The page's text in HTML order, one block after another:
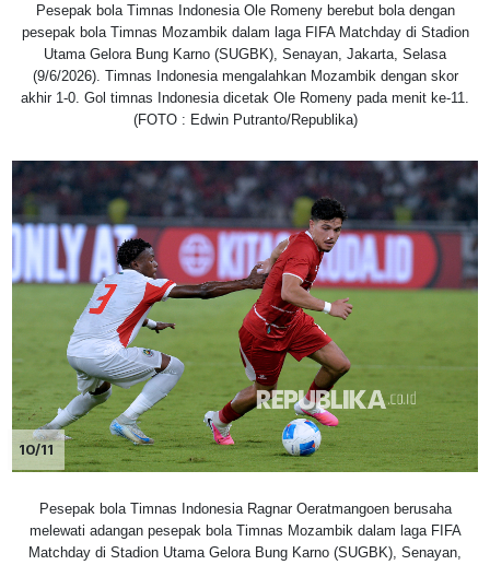
Pesepak bola Timnas Indonesia Ole Romeny berebut bola dengan
pesepak bola Timnas Mozambik dalam laga FIFA Matchday di Stadion
Utama Gelora Bung Karno (SUGBK), Senayan, Jakarta, Selasa
(9/6/2026). Timnas Indonesia mengalahkan Mozambik dengan skor
akhir 1-0. Gol timnas Indonesia dicetak Ole Romeny pada menit ke-11.
(FOTO : Edwin Putranto/Republika)
10/11
Pesepak bola Timnas Indonesia Ragnar Oeratmangoen berusaha
melewati adangan pesepak bola Timnas Mozambik dalam laga FIFA
Matchday di Stadion Utama Gelora Bung Karno (SUGBK), Senayan,